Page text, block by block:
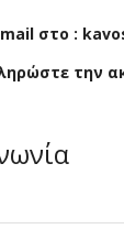
στο :
την